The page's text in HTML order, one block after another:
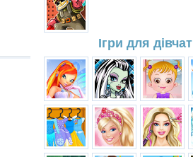
Ігри для дівчат